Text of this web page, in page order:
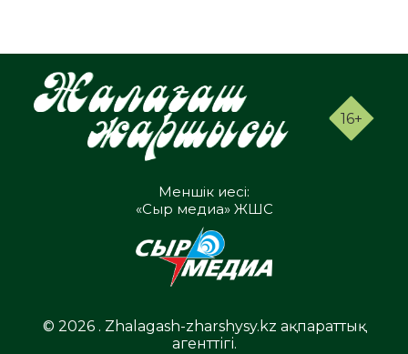
16+
Меншік иесі:
«Сыр медиа» ЖШС
© 2026 . Zhalagash-zharshysy.kz ақпараттық
агенттігі.